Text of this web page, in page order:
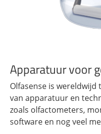
Apparatuur voor
Olfasense is
van apparatuur en
zoals olfactometers,
software en nog veel